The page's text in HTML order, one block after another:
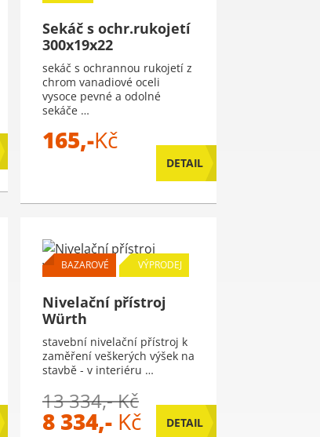
Sekáč s ochr.rukojetí
300x19x22
sekáč s ochrannou rukojetí z
chrom vanadiové oceli
vysoce pevné a odolné
sekáče …
165,-Kč
DETAIL
BAZAROVÉ VÝPRODEJ
Nivelační přístroj
Würth
stavební nivelační přístroj k
zaměření veškerých výšek na
stavbě - v interiéru …
13 334,- Kč
8 334,-Kč DETAIL